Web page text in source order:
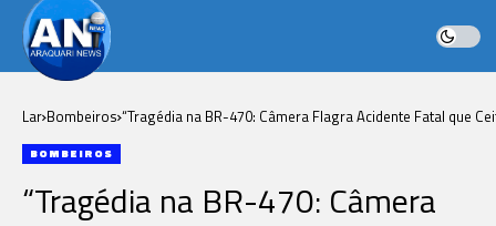
Lar Bombeiros “Tragédia na BR-470: Câmera Flagra Acidente Fatal que
BOMBEIROS
“Tragédia na BR-470: Câmera